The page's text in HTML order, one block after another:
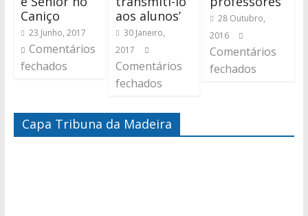
Caniço
23 Junho, 2017
Comentários
fechados
aos alunos’
30 Janeiro,
2017
Comentários
fechados
28 Outubro,
2016
Comentários
fechados
Capa Tribuna da Madeira